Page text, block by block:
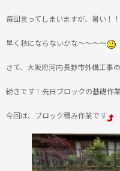
毎回言ってしまいますが、暑い！
早く秋にならないかな～～～～
さて、大阪府河内長野市外構工事の
続きです！先日ブロックの基礎作
今回は、ブロック積み作業です